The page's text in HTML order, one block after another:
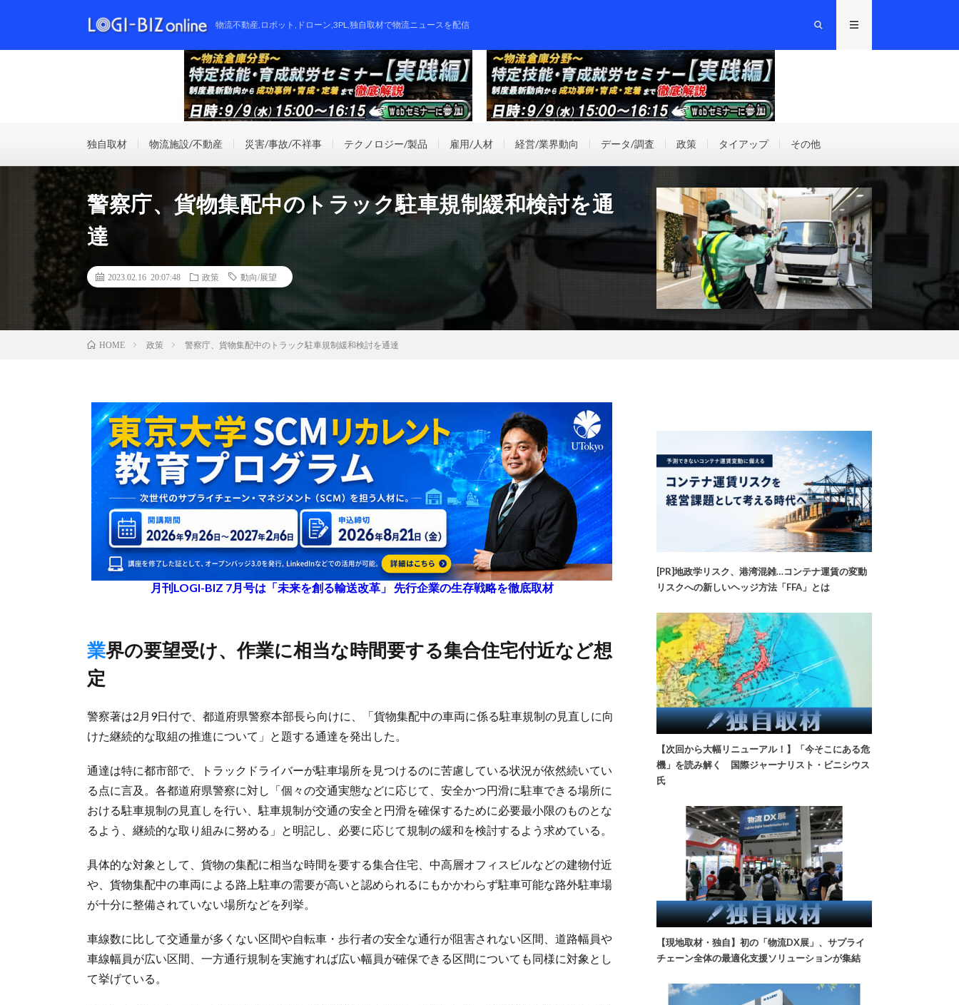
物流不動産,ロボット,ドローン,3PL,独自取材で物流ニュースを配信
独自取材 物流施設/不動産 災害/事故/不祥事 テクノロジー/製品 雇用/人材 経営/業界動向 データ/調査 政策 タイアップ その他
警察庁、貨物集配中のトラック駐車規制緩和検討を通
達
2023.02.16 20:07:48 政策 動向/展望
HOME 政策 警察庁、貨物集配中のトラック駐車規制緩和検討を通達
月刊LOGI-BIZ 7月号は「未来を創る輸送改革」 先行企業の生存戦略を徹底取材
業界の要望受け、作業に相当な時間要する集合住宅付近など想
定
警察著は2月9日付で、都道府県警察本部長ら向けに、「貨物集配中の車両に係る駐車規制の見直しに向
けた継続的な取組の推進について」と題する通達を発出した。
通達は特に都市部で、トラックドライバーが駐車場所を見つけるのに苦慮している状況が依然続いてい
る点に言及。各都道府県警察に対し「個々の交通実態などに応じて、安全かつ円滑に駐車できる場所に
おける駐車規制の見直しを行い、駐車規制が交通の安全と円滑を確保するために必要最小限のものとな
るよう、継続的な取り組みに努める」と明記し、必要に応じて規制の緩和を検討するよう求めている。
具体的な対象として、貨物の集配に相当な時間を要する集合住宅、中高層オフィスビルなどの建物付近
や、貨物集配中の車両による路上駐車の需要が高いと認められるにもかかわらず駐車可能な路外駐車場
が十分に整備されていない場所などを列挙。
車線数に比して交通量が多くない区間や自転車・歩行者の安全な通行が阻害されない区間、道路幅員や
車線幅員が広い区間、一方通行規制を実施すれば広い幅員が確保できる区間についても同様に対象とし
て挙げている。
[PR]地政学リスク、港湾混雑…コンテナ運賃の変動
リスクへの新しいヘッジ方法「FFA」とは
【次回から大幅リニューアル！】「今そこにある危
機」を読み解く 国際ジャーナリスト・ビニシウス
氏
【現地取材・独自】初の「物流DX展」、サプライ
チェーン全体の最適化支援ソリューションが集結